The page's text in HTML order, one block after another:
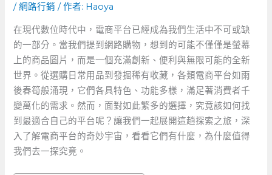
/網路行銷 / 作者: Haoya
在現代數位時代中，電商平台已經成為我們生活中不可或缺
的一部分。當我們提到網路購物，想到的可能不僅僅是螢幕
上的商品圖片，而是一個充滿創新、便利與無限可能的全新
世界。從選購日常用品到發掘稀有收藏，各類電商平台如雨
後春筍般涌現，它們各具特色、功能多樣，滿足著消費者千
變萬化的需求。然而，面對如此繁多的選擇，究竟該如何找
到最適合自己的平台呢？讓我們一起展開這趟探索之旅，深
入了解電商平台的奇妙宇宙，看看它們有什麼，為什麼值得
我們去一探究竟。